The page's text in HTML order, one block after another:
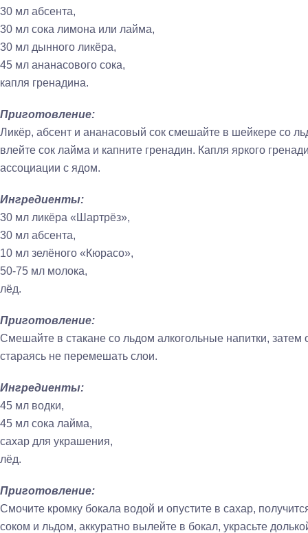
30 мл абсента,
30 мл сока лимона или лайма,
30 мл дынного ликёра,
45 мл ананасового сока,
капля гренадина.
Приготовление:
Ликёр, абсент и ананасовый сок смешайте в шейкере со
влейте сок лайма и капните гренадин. Капля яркого
ассоциации с ядом.
Ингредиенты:
30 мл ликёра «Шартрёз»,
30 мл абсента,
10 мл зелёного «Кюрасо»,
50-75 мл молока,
лёд.
Приготовление:
Смешайте в стакане со льдом алкогольные напитки,
стараясь не перемешать слои.
Ингредиенты:
45 мл водки,
45 мл сока лайма,
сахар для украшения,
лёд.
Приготовление:
Смочите кромку бокала водой и опустите в сахар,
соком и льдом, аккуратно вылейте в бокал, украсьте